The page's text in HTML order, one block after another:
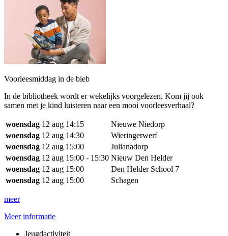
Voorleesmiddag in de bieb
In de bibliotheek wordt er wekelijks voorgelezen. Kom jij ook
samen met je kind luisteren naar een mooi voorleesverhaal?
woensdag 12 aug 14:15
Nieuwe Niedorp
woensdag 12 aug 14:30
Wieringerwerf
woensdag 12 aug 15:00
Julianadorp
woensdag 12 aug 15:00 - 15:30 Nieuw Den Helder
woensdag 12 aug 15:00
Den Helder School 7
woensdag 12 aug 15:00 Schagen
meer
Meer informatie
Jeugdactiviteit